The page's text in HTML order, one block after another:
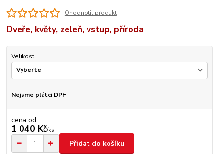
Ohodnotit produkt
Dveře, květy, zeleň, vstup, příroda
Velikost
Nejsme plátci DPH
cena od
1 040 Kč/ks
Přidat do košíku